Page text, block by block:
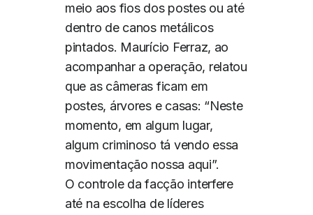
meio aos fios dos postes ou até
dentro de canos metálicos
pintados. Maurício Ferraz, ao
acompanhar a operação, relatou
que as câmeras ficam em
postes, árvores e casas: “Neste
momento, em algum lugar,
algum criminoso tá vendo essa
movimentação nossa aqui”.
O controle da facção interfere
até na escolha de líderes